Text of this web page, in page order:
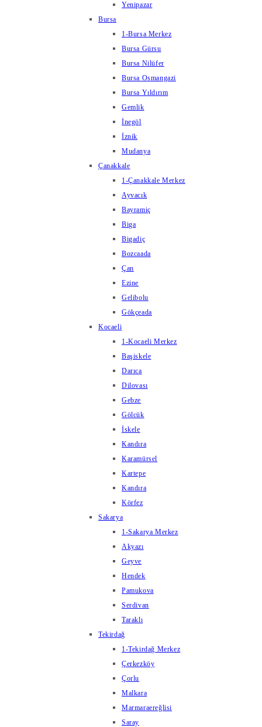
Yenipazar
Bursa
1-Bursa Merkez
Bursa Gürsu
Bursa Nilüfer
Bursa Osmangazi
Bursa Yıldırım
Gemlik
İnegöl
İznik
Mudanya
Çanakkale
1-Çanakkale Merkez
Ayvacık
Bayramiç
Biga
Bigadiç
Bozcaada
Çan
Ezine
Gelibolu
Gökçeada
Kocaeli
1-Kocaeli Merkez
Başiskele
Darıca
Dilovası
Gebze
Gölcük
İskele
Kandıra
Karamürsel
Kartepe
Kandıra
Körfez
Sakarya
1-Sakarya Merkez
Akyazı
Geyve
Hendek
Pamukova
Serdivan
Taraklı
Tekirdağ
1-Tekirdağ Merkez
Çerkezköy
Çorlu
Malkara
Marmaraereğlisi
Saray